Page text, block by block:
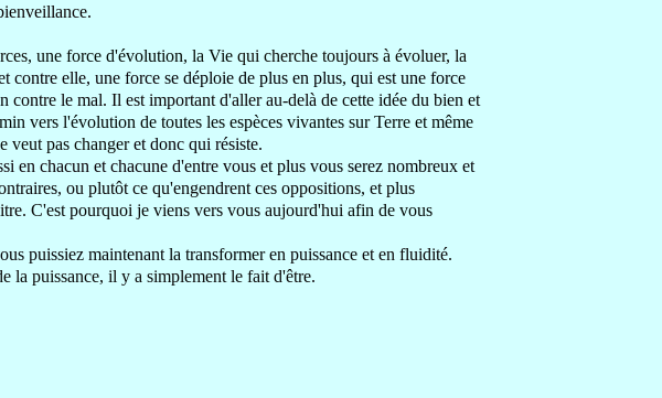
, une force d'évolution, la Vie qui cherche toujours à évoluer, la
contre elle, une force se déploie de plus en plus, qui est une force
contre le mal. Il est important d'aller au-delà de cette idée du bien et
vers l'évolution de toutes les espèces vivantes sur Terre et même
veut pas changeret donc qui résiste.
en chacun et chacune d'entre vous et plus vous serez nombreux et
, ou plutôt ce qu'engendrent ces oppositions, et plus
C'est pourquoi je viens vers vous aujourd'hui afin de vous
puissiez maintenant la transformeren puissance et en fluidité.
la puissance, il y a simplement le fait d'être.